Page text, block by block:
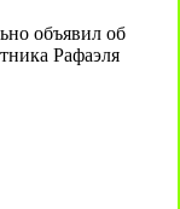
объявил об
Рафаэля